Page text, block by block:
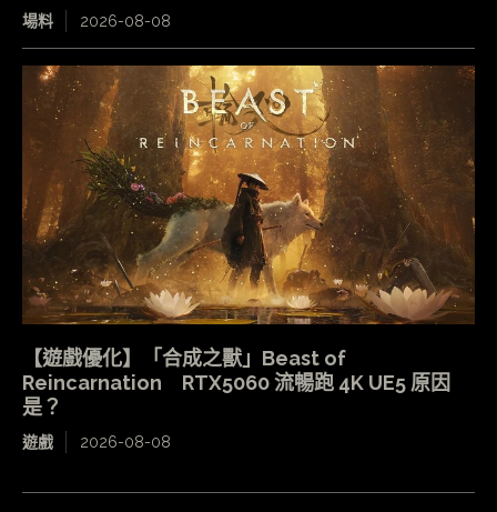
場料 2026-08-08
【遊戲優化】「合成之獸」Beast of
Reincarnation RTX5060 流暢跑 4K UE5 原因
是？
遊戲 2026-08-08